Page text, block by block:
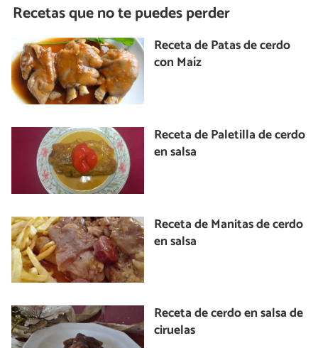
Recetas que no te puedes perder
Receta de Patas de cerdo
con Maíz
Receta de Paletilla de cerdo
en salsa
Receta de Manitas de cerdo
en salsa
Receta de cerdo en salsa de
ciruelas